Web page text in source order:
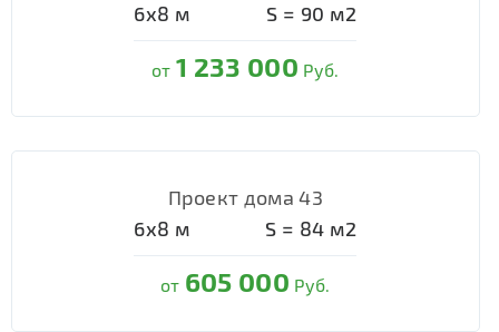
6х8 м S = 90 м2
от 1 233 000 Руб.
Проект дома 43
6х8 м S = 84 м2
от 605 000 Руб.